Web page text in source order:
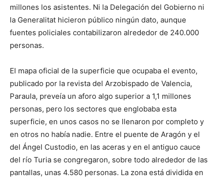
millones los asistentes. Ni la Delegación del Gobierno ni
la Generalitat hicieron público ningún dato, aunque
fuentes policiales contabilizaron alrededor de 240.000
personas.
El mapa oficial de la superficie que ocupaba el evento,
publicado por la revista del Arzobispado de Valencia,
Paraula, preveía un aforo algo superior a 1,1 millones
personas, pero los sectores que englobaba esta
superficie, en unos casos no se llenaron por completo y
en otros no había nadie. Entre el puente de Aragón y el
del Ángel Custodio, en las aceras y en el antiguo cauce
del río Turia se congregaron, sobre todo alrededor de las
pantallas, unas 4.580 personas. La zona está dividida en